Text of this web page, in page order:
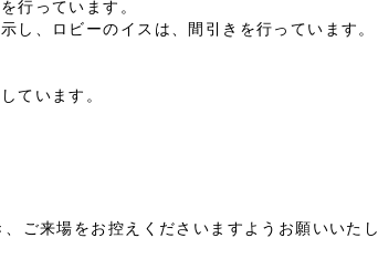
行っています。
し、ロビーのイスは、間引きを行っています。
ています。
ご来場をお控えくださいますようお願いいたし